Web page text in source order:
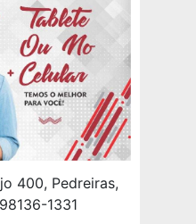
400, Pedreiras,
1331